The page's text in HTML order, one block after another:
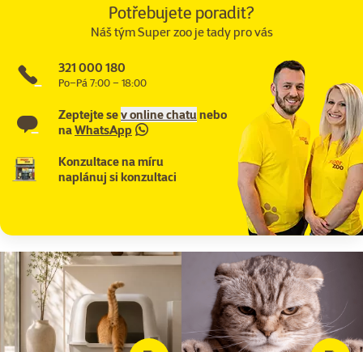
Potřebujete poradit?
Náš tým Super zoo je tady pro vás
321 000 180
Po–Pá 7:00 – 18:00
Zeptejte sev online chatu nebo
naWhatsApp
Konzultace na míru
naplánuj si konzultaci